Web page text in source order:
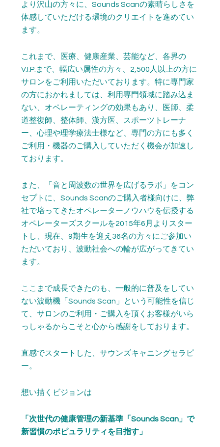
より沢山の方々に、Sounds Scanの素晴らしさを
体感していただける環境のクリエイトを進めてい
ます。
これまで、医療、健康産業、芸能など、各界の
V.I.P.まで、幅広い属性の方々、2,500人以上の方に
サロンをご利用いただいております。特に専門家
の方におかれましては、利用専門領域に踏み込ま
ない、オペレーティングの効果もあり、医師、柔
道整復師、整体師、漢方医、スポーツトレーナ
ー、心理や理学療法士様など、専門の方にも多く
ご利用・機器のご購入していただく機会が加速し
ております。
また、「音と周波数の世界を広げるラボ」をコン
セプトに、Sounds Scanのご購入者様向けに、弊
社で培ってきたオペレーターノウハウを伝授する
オペレーターズスクールを2015年6月よりスター
トし、現在、9期生を迎え36名の方々にご参加い
ただいており、波動社会への輪が広がってきてい
ます。
ここまで成長できたのも、一般的に普及をしてい
ない波動機「Sounds Scan」という可能性を信じ
て、サロンのご利用・ご購入を頂くお客様がいら
っしゃるからこそと心から感謝をしております。
直感でスタートした、サウンズキャニングセラピ
ー。
想い描くビジョンは
「次世代の健康管理の新基準「Sounds Scan」で
新習慣のポピュラリティを目指す」